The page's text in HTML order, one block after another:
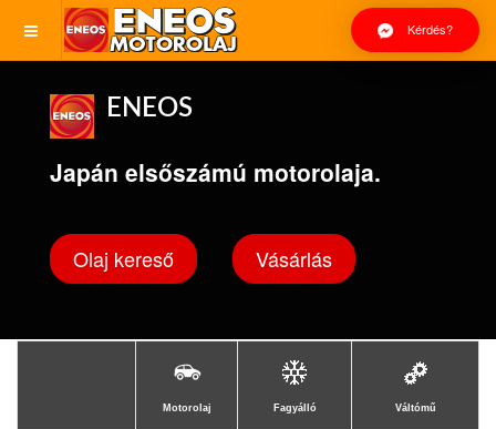
Kérdés?
ENEOS
Japán elsőszámú motorolaja.
Olaj kereső Vásárlás
Motorolaj Fagyálló Váltómű